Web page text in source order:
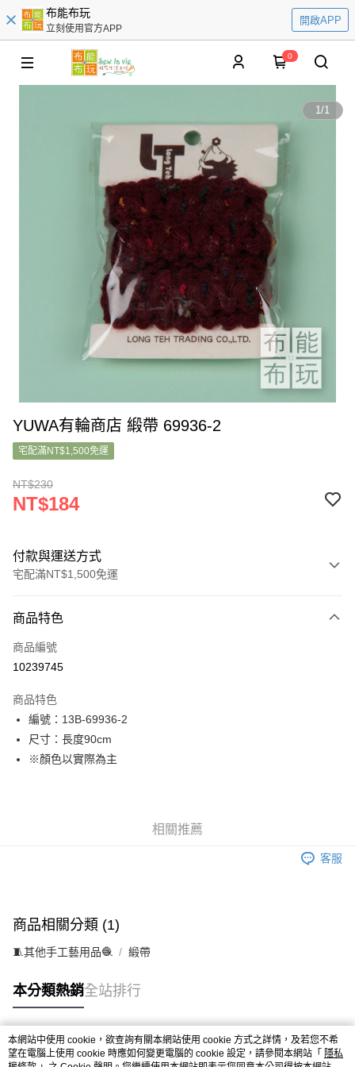
布能布玩
立刻使用官方APP
開啟APP
0
1/1
YUWA有輪商店 緞帶 69936-2
宅配滿NT$1,500免運
NT$230
NT$184
付款與運送方式
宅配滿NT$1,500免運
信用卡一次付款
大哥付你分期
【大哥付你分期使用說明】
1.本服務由台灣大哥大提供，台灣大哥大用戶可立即使用無須另外申請。
2.付款方式選擇「大哥付你分期」，訂單成立後會自動跳轉到大哥付的交易
流程，驗證手機門號後，選擇欲分期的期數、繳款截止日，確認付款後即完
成交易。
3.實際核准額度、可分期數及費用金額請依後續交易確認頁面所載為準。
1.分期款項不併入電信帳單，「大哥付你分期」於每月結算日後寄送繳費提
2.透過簡訊連結打開帳單後，可選擇「超商條碼／台灣大直營門市／銀行轉
1.本服務係由「台灣大哥大股份有限公司」（以下簡稱本公司）所提供，讓
買賣價金債權讓與本公司後，依約使用本公司帳單繳交帳款。
資料（包含姓名、電話或地址）提供予台灣大哥大進項蒐集、處理及利用，
由本公司與您本人進行分期帳單所需資料之確認、核對及更正。
3.完整用戶服務條款，請詳閱以下連結：
運送方式
宅配
每筆NT$150，滿NT$1,500(含以上)免運費
商品特色
商品編號
10239745
商品特色
編號：13B-69936-2
尺寸：長度90cm
※顏色以實際為主
相關推薦
客服
商品相關分類 (1)
🧵其他手工藝用品🧶 緞帶
本分類熱銷全站排行
熱門標籤
本網站中使用 cookie，欲查詢有關本網站使用 cookie 方式之詳情，及若您不希
望在電腦上使用 cookie 時應如何變更電腦的 cookie 設定，請參閱本網站「 隱私